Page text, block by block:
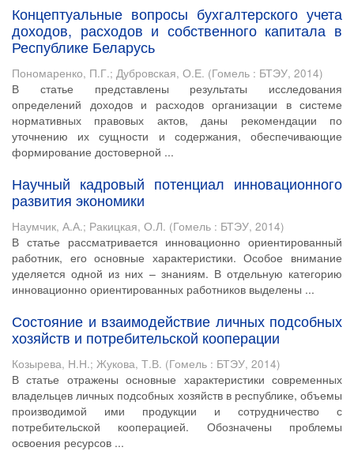
Концептуальные вопросы бухгалтерского учета
доходов, расходов и собственного капитала в
Республике Беларусь
Пономаренко, П.Г.; Дубровская, О.Е. (Гомель : БТЭУ, 2014)
В статье представлены результаты исследования
определений доходов и расходов организации в системе
нормативных правовых актов, даны рекомендации по
уточнению их сущности и содержания, обеспечивающие
формирование достоверной ...
Научный кадровый потенциал инновационного
развития экономики
Наумчик, А.А.; Ракицкая, О.Л. (Гомель : БТЭУ, 2014)
В статье рассматривается инновационно ориентированный
работник, его основные характеристики. Особое внимание
уделяется одной из них – знаниям. В отдельную категорию
инновационно ориентированных работников выделены ...
Состояние и взаимодействие личных подсобных
хозяйств и потребительской кооперации
Козырева, Н.Н.; Жукова, Т.В. (Гомель : БТЭУ, 2014)
В статье отражены основные характеристики современных
владельцев личных подсобных хозяйств в республике, объемы
производимой ими продукции и сотрудничество с
потребительской кооперацией. Обозначены проблемы
освоения ресурсов ...